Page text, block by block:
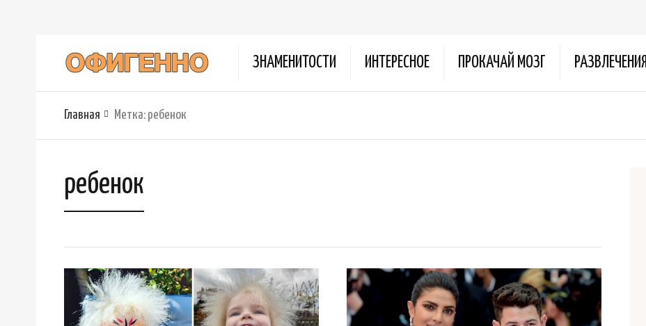
ЗНАМЕНИТОСТИ ИНТЕРЕСНОЕ ПРОКАЧАЙ МОЗГ РАЗВЛЕЧЕНИЯ
Главная Метка: ребенок
ребенок